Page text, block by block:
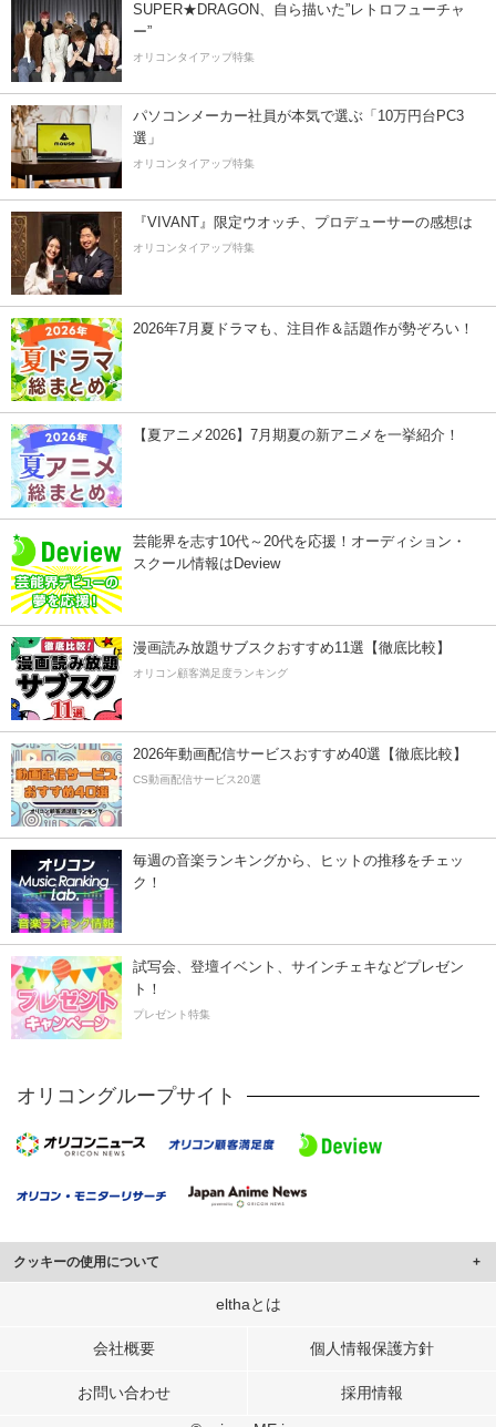
SUPER★DRAGON、自ら描いた”レトロフューチャ
ー”
オリコンタイアップ特集
パソコンメーカー社員が本気で選ぶ「10万円台PC3
選」
オリコンタイアップ特集
『VIVANT』限定ウオッチ、プロデューサーの感想は
オリコンタイアップ特集
2026年7月夏ドラマも、注目作＆話題作が勢ぞろい！
【夏アニメ2026】7月期夏の新アニメを一挙紹介！
芸能界を志す10代～20代を応援！オーディション・
スクール情報はDeview
漫画読み放題サブスクおすすめ11選【徹底比較】
オリコン顧客満足度ランキング
2026年動画配信サービスおすすめ40選【徹底比較】
CS動画配信サービス20選
毎週の音楽ランキングから、ヒットの推移をチェッ
ク！
試写会、登壇イベント、サインチェキなどプレゼン
ト！
プレゼント特集
オリコングループサイト
クッキーの使用について
このサイトでは Cookie を使用して、ユーザーに合わせたコンテンツや広告の
行っています。
メディアや広告配信、データ解析の各パートナーに提供しています。
elthaとは
会社概要 個人情報保護方針
お問い合わせ 採用情報